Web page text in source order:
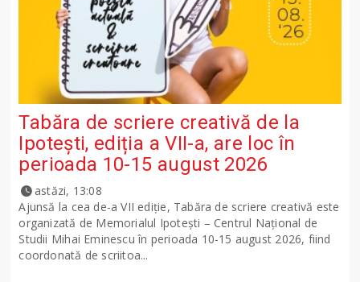
Tabăra de scriere creativă de la
Ipotești, ediția a VII-a, are loc în
perioada 10-15 august 2026
astăzi, 13:08
Ajunsă la cea de-a VII ediție, Tabăra de scriere creativă este
organizată de Memorialul Ipotești – Centrul Național de
Studii Mihai Eminescu în perioada 10-15 august 2026, fiind
coordonată de scriitoa...